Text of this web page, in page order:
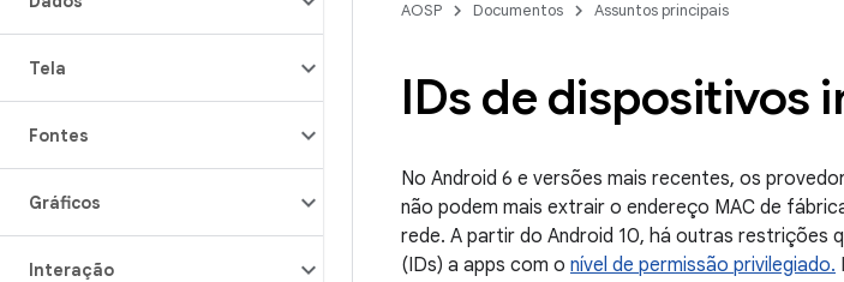
Tela
Fontes
Gráficos
Interação
AOSP Documentos Assuntos principais
IDs de dispositivos
No Android 6 e versões mais recentes, os
não podem mais extrair o endereço MAC de
rede. A partir do Android 10, há outras restrições
(IDs) a apps com o nível de permissão privilegiado.